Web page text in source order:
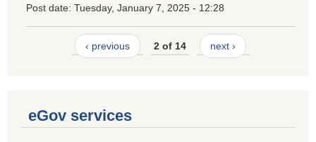
Post date: Tuesday, January 7, 2025 - 12:28
‹ previous 2 of 14 next ›
eGov services